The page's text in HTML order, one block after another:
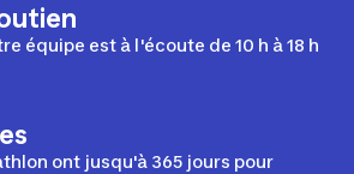
équipe est à l'écoute de 10 h à 18 h
ont jusqu'à 365 jours pour